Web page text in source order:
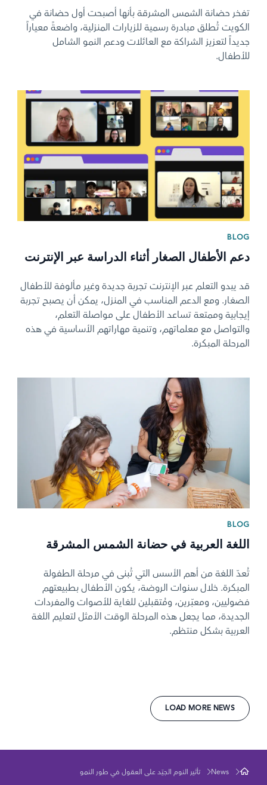
LOAD MORE NEWS
تفخر حضانة الشمس المشرقة بأنها أصبحت أول حضانة في
الكويت تُطلق مبادرة رسمية للزيارات المنزلية، واضعةً معياراً
جديداً لتعزيز الشراكة مع العائلات ودعم النمو الشامل
للأطفال.
News image
BLOG
دعم الأطفال الصغار أثناء الدراسة عبر الإنترنت
قد يبدو التعلم عبر الإنترنت تجربة جديدة وغير مألوفة للأطفال
الصغار. ومع الدعم المناسب في المنزل، يمكن أن يصبح تجربة
إيجابية وممتعة تساعد الأطفال على مواصلة التعلم،
والتواصل مع معلماتهم، وتنمية مهاراتهم الأساسية في هذه
المرحلة المبكرة.
News image
BLOG
اللغة العربية في حضانة الشمس المشرقة
تُعدّ اللغة من أهم الأسس التي تُبنى في مرحلة الطفولة
المبكرة. خلال سنوات الروضة، يكون الأطفال بطبيعتهم
فضوليين، ومعبّرين، ومُتقبلين للغاية للأصوات والمفردات
الجديدة، مما يجعل هذه المرحلة الوقت الأمثل لتعليم اللغة
العربية بشكل منتظم.
News تأثير النوم الجيّد على العقول في طور النمو